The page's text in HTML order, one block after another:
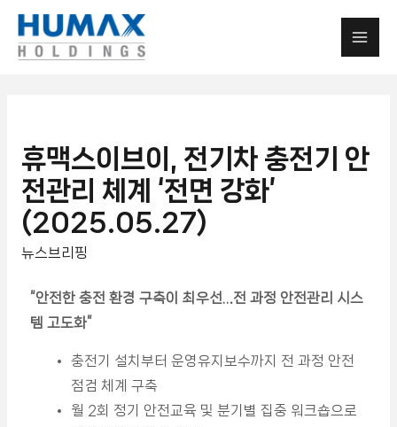
휴맥스이브이, 전기차 충전기 안
전관리 체계 ‘전면 강화’
(2025.05.27)
뉴스브리핑
“안전한 충전 환경 구축이 최우선…전 과정 안전관리 시스
템 고도화”
충전기 설치부터 운영유지보수까지 전 과정 안전
점검 체계 구축
월 2회 정기 안전교육 및 분기별 집중 워크숍으로